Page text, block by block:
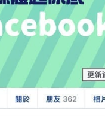
貸款